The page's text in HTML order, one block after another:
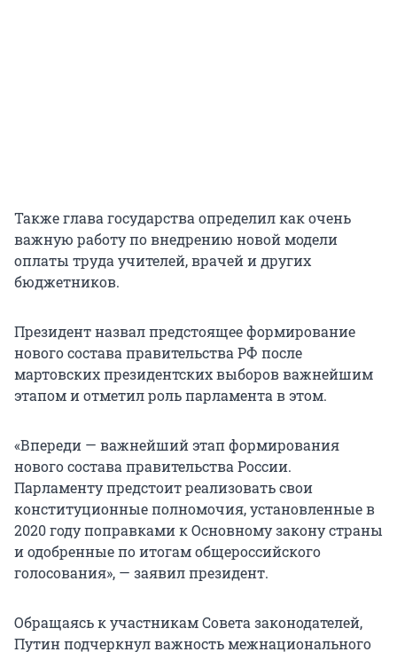
Также глава государства определил как очень
важную работу по внедрению новой модели
оплаты труда учителей, врачей и других
бюджетников.
Президент назвал предстоящее формирование
нового состава правительства РФ после
мартовских президентских выборов важнейшим
этапом и отметил роль парламента в этом.
«Впереди — важнейший этап формирования
нового состава правительства России.
Парламенту предстоит реализовать свои
конституционные полномочия, установленные в
2020 году поправками к Основному закону страны
и одобренные по итогам общероссийского
голосования», — заявил президент.
Обращаясь к участникам Совета законодателей,
Путин подчеркнул важность межнационального